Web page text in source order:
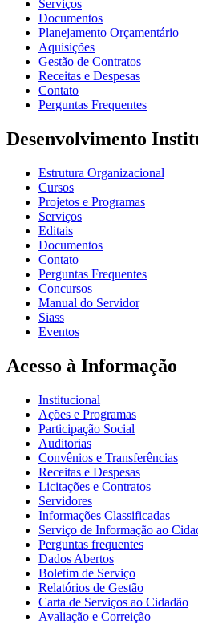
Serviços
Documentos
Planejamento Orçamentário
Aquisições
Gestão de Contratos
Receitas e Despesas
Contato
Perguntas Frequentes
Desenvolvimento
Estrutura Organizacional
Cursos
Projetos e Programas
Serviços
Editais
Documentos
Contato
Perguntas Frequentes
Concursos
Manual do Servidor
Siass
Eventos
Acesso à Informação
Institucional
Ações e Programas
Participação Social
Auditorias
Convênios e Transferências
Receitas e Despesas
Licitações e Contratos
Servidores
Informações Classificadas
Serviço de Informação ao
Perguntas frequentes
Dados Abertos
Boletim de Serviço
Relatórios de Gestão
Carta de Serviços ao Cidadão
Avaliação e Correição